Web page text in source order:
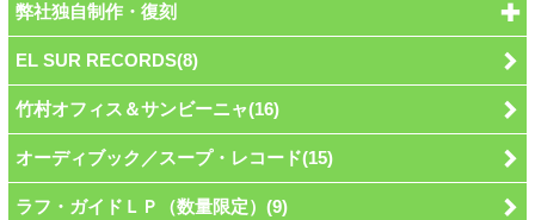
弊社独自制作・復刻
EL SUR RECORDS(8)
竹村オフィス＆サンビーニャ(16)
オーディブック／スープ・レコード(15)
ラフ・ガイドＬＰ（数量限定）(9)